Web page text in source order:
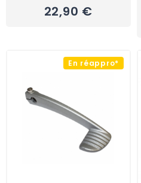
22,90 €
En réappro*